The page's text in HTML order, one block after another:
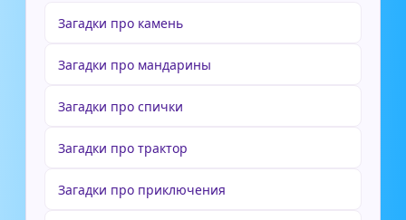
Загадки про камень
Загадки про мандарины
Загадки про спички
Загадки про трактор
Загадки про приключения